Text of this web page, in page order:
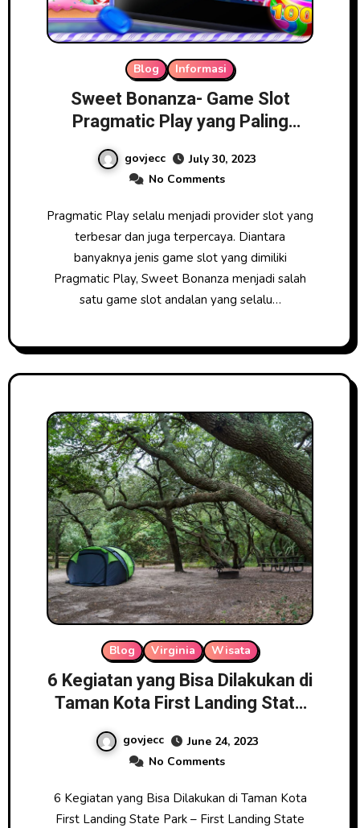
Blog Informasi
Sweet Bonanza- Game Slot
Pragmatic Play yang Paling
govjecc
July 30, 2023
No Comments
Pragmatic Play selalu menjadi provider slot yang
terbesar dan juga terpercaya. Diantara
banyaknya jenis game slot yang dimiliki
Pragmatic Play, Sweet Bonanza menjadi salah
satu game slot andalan yang selalu…
Blog Virginia Wisata
6 Kegiatan yang Bisa Dilakukan di
Taman Kota First Landing State
govjecc
June 24, 2023
No Comments
6 Kegiatan yang Bisa Dilakukan di Taman Kota
First Landing State Park – First Landing State